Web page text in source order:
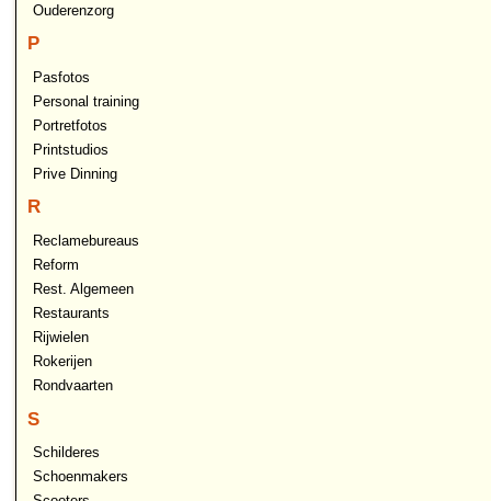
Ouderenzorg
P
Pasfotos
Personal training
Portretfotos
Printstudios
Prive Dinning
R
Reclamebureaus
Reform
Rest. Algemeen
Restaurants
Rijwielen
Rokerijen
Rondvaarten
S
Schilderes
Schoenmakers